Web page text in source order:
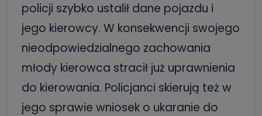
policji szybko ustalił dane pojazdu i
jego kierowcy. W konsekwencji swojego
nieodpowiedzialnego zachowania
młody kierowca stracił już uprawnienia
do kierowania. Policjanci skierują też w
jego sprawie wniosek o ukaranie do